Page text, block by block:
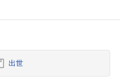
出世